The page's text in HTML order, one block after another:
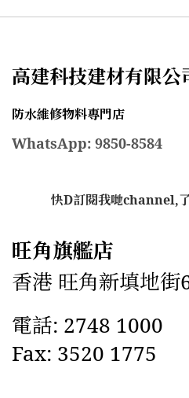
高建科技建材有限公
防水維修物料專
WhatsApp: 9850-8584
快D訂閱我哋channel,
旺角旗艦店
香港 旺角新填地
電話: 2748 1000
Fax: 3520 1775